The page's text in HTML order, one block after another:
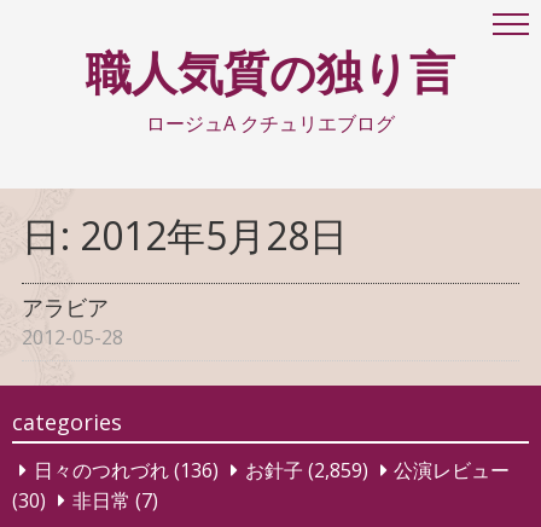
職人気質の独り言
ロージュA クチュリエブログ
日: 2012年5月28日
アラビア
2012-05-28
categories
日々のつれづれ(136) お針子 (2,859)
公演レビュー
(30)
非日常 (7)